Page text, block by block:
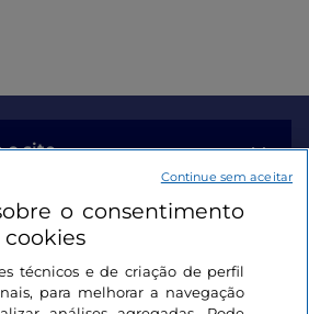
o site
o consentimento
cookies
técnicos e de criação de perfil
para melhorar a navegação
Continue sem aceitar